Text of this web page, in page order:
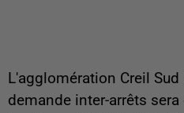
L'agglomération Creil
demande inter-arrêts